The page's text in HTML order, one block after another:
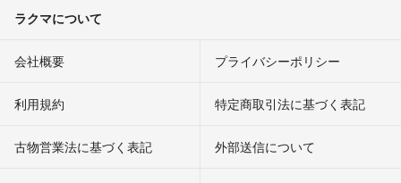
ラクマについて
会社概要 プライバシーポリシー
利用規約 特定商取引法に基づく表記
古物営業法に基づく表記 外部送信について